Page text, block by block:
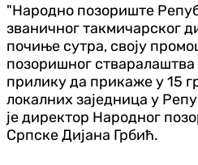
"Народно позориште
званичног такмичарског
почиње сутра, своју
позоришног
прилику да прикаже у 15
локалних заједница у
је директор Народног
Српске Дијана Грбић.